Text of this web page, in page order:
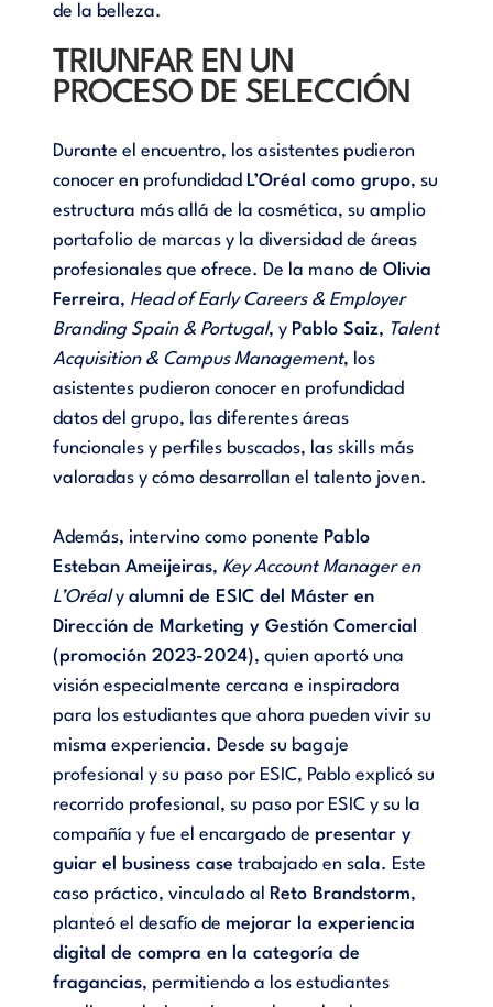
de la belleza.
TRIUNFAR EN UN
PROCESO DE SELECCIÓN
Durante el encuentro, los asistentes pudieron
conocer en profundidad L’Oréal como grupo, su
estructura más allá de la cosmética, su amplio
portafolio de marcas y la diversidad de áreas
profesionales que ofrece. De la mano de Olivia
Ferreira, Head of Early Careers & Employer
Branding Spain & Portugal, y Pablo Saiz, Talent
Acquisition & Campus Management, los
asistentes pudieron conocer en profundidad
datos del grupo, las diferentes áreas
funcionales y perfiles buscados, las skills más
valoradas y cómo desarrollan el talento joven.
Además, intervino como ponente Pablo
Esteban Ameijeiras, Key Account Manager en
L’Oréaly alumni de ESIC del Máster en
Dirección de Marketing y Gestión Comercial
(promoción 2023-2024), quien aportó una
visión especialmente cercana e inspiradora
para los estudiantes que ahora pueden vivir su
misma experiencia. Desde su bagaje
profesional y su paso por ESIC, Pablo explicó su
recorrido profesional, su paso por ESIC y su la
compañía y fue el encargado de presentar y
guiar el business case trabajado en sala. Este
caso práctico, vinculado al
Reto Brandstorm,
planteó el desafío de mejorar la experiencia
digital de compra en la categoría de
fragancias, permitiendo a los estudiantes